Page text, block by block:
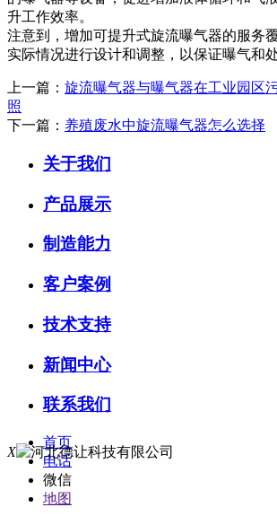
升工作效率。
注意到，增加可提升式旋流曝气器的服务
实际情况进行设计和调整，以保证曝气和
上一篇： 旋流曝气器与曝气器在工业园区
照
下一篇： 养殖废水中旋流曝气器怎么选择
关于我们
产品展示
制造能力
客户案例
技术支持
新闻中心
联系我们
首页
电话
微信
地图
X